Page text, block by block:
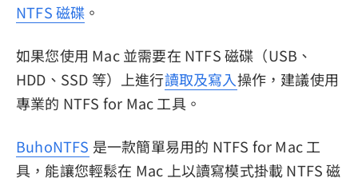
NTFS 磁碟 。
如果您使用 Mac 並需要在 NTFS 磁碟（USB、
HDD、SSD 等）上進行讀取及寫入操作，建議使用
專業的 NTFS for Mac 工具。
BuhoNTFS 是一款簡單易用的 NTFS for Mac 工
具，能讓您輕鬆在 Mac 上以讀寫模式掛載 NTFS 磁